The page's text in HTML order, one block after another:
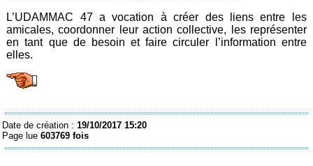
L’UDAMMAC 47 a vocation à créer des liens entre les
amicales, coordonner leur action collective, les représenter
en tant que de besoin et faire circuler l’information entre
elles.
Date de création :19/10/2017 15:20
Page lue603769 fois